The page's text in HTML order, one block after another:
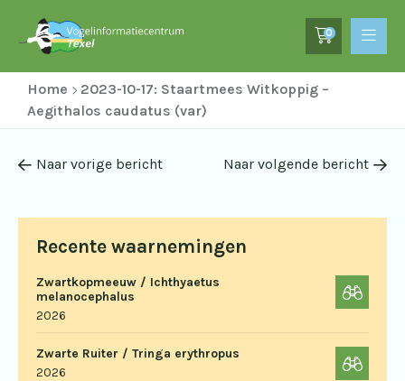
0
Home
2023-10-17: Staartmees Witkoppig –
Aegithalos caudatus (var)
Recente waarnemingen
Zwartkopmeeuw / Ichthyaetus
melanocephalus
2026
Zwarte Ruiter / Tringa erythropus
2026
Naar vorige bericht Naar volgende bericht